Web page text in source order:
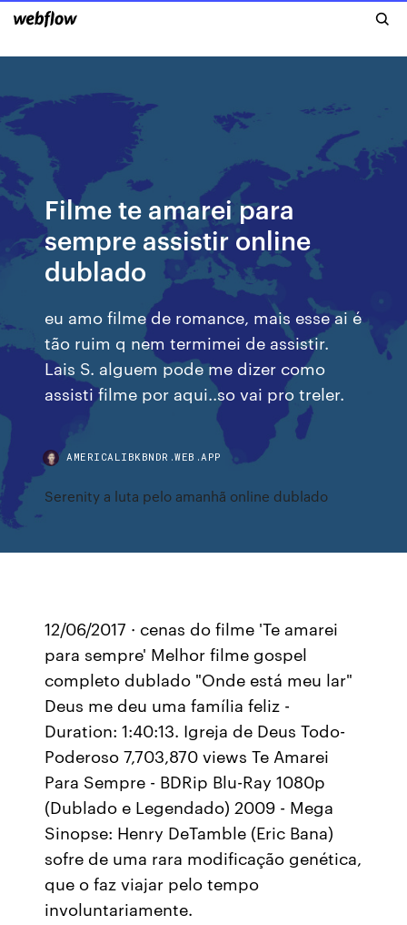
Filme te amarei para
sempre assistir online
dublado
eu amo filme de romance, mais esse ai é
tão ruim q nem termimei de assistir.
Lais S. alguem pode me dizer como
assisti filme por aqui..so vai pro treler.
AMERICALIBKBNDR.WEB.APP
Serenity a luta pelo amanhã online dublado
12/06/2017 · cenas do filme 'Te amarei
para sempre' Melhor filme gospel
completo dublado "Onde está meu lar"
Deus me deu uma família feliz -
Duration: 1:40:13. Igreja de Deus Todo-
Poderoso 7,703,870 views Te Amarei
Para Sempre - BDRip Blu-Ray 1080p
(Dublado e Legendado) 2009 - Mega
Sinopse: Henry DeTamble (Eric Bana)
sofre de uma rara modificação genética,
que o faz viajar pelo tempo
involuntariamente.